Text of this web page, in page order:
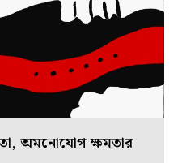
অমনোযোগ ক্ষমতার